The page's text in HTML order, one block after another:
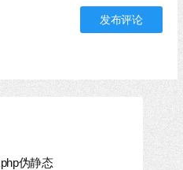
伪静态